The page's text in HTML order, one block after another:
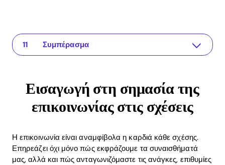
Εισαγωγή στη σημασία της επικοινωνίας στις σχέσεις
Η εφαρμογή για τη σχέση σας
Τα καλύτερα βιβλία για την επικοινωνία στις σχέσεις
Πώς τα βιβλία για την επικοινωνία στις σχέσεις μπορούν να βοηθήσουν
Πρακτικά παραδείγματα για καλύτερη επικοινωνία
Οφέλη ROI από βιβλία επικοινωνίας στις σχέσεις
Συχνές ερωτήσεις σχετικά με τα βιβλία για την επικοινωνία στις σχέσεις
Πώς μπορούν τα βιβλία να βελτιώσουν τις επικοινωνιακές μου δεξιότητες;
Ποιο βιβλίο θα πρέπει να διαβάσω πρώτα;
Πόσο συχνά θα πρέπει να διαβάζω βιβλία για την επικοινωνία;
Συμπέρασμα
Εισαγωγή στη σημασία της
επικοινωνίας στις σχέσεις
Η επικοινωνία είναι αναμφίβολα η καρδιά κάθε σχέσης.
Επηρεάζει όχι μόνο πώς εκφράζουμε τα συναισθήματά
μας, αλλά και πώς ανταγωνιζόμαστε τις ανάγκες, επιθυμίες